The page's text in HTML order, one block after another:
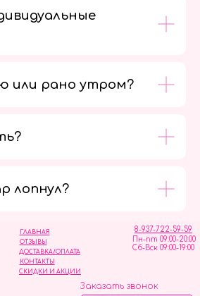
или рано утром?
лопнул?
ОТЗЫВЫ
ГЛАВНАЯ
ДОСТАВКА/ОПЛАТА
СКИДКИ И АКЦИИ
КОНТАКТЫ
8-937-722-59-59
Пн-пт 09:00-20:00
Сб-Вск 09:00-19:00
Заказать звонок